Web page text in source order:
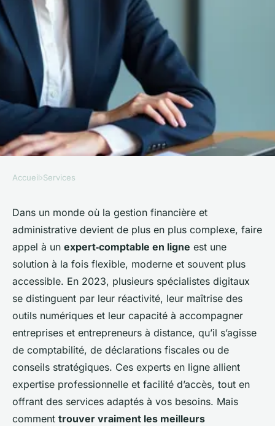
Découvrez les meilleurs
experts comptables en ligne
de 2023
admin•31 décembre 2025•8 min de lecture
Accueil›Services
Dans un monde où la gestion financière et
administrative devient de plus en plus complexe, faire
appel à un expert‑comptable en ligne est une
solution à la fois flexible, moderne et souvent plus
accessible. En 2023, plusieurs spécialistes digitaux
se distinguent par leur réactivité, leur maîtrise des
outils numériques et leur capacité à accompagner
entreprises et entrepreneurs à distance, qu’il s’agisse
de comptabilité, de déclarations fiscales ou de
conseils stratégiques. Ces experts en ligne allient
expertise professionnelle et facilité d’accès, tout en
offrant des services adaptés à vos besoins. Mais
comment trouver vraiment les meilleurs